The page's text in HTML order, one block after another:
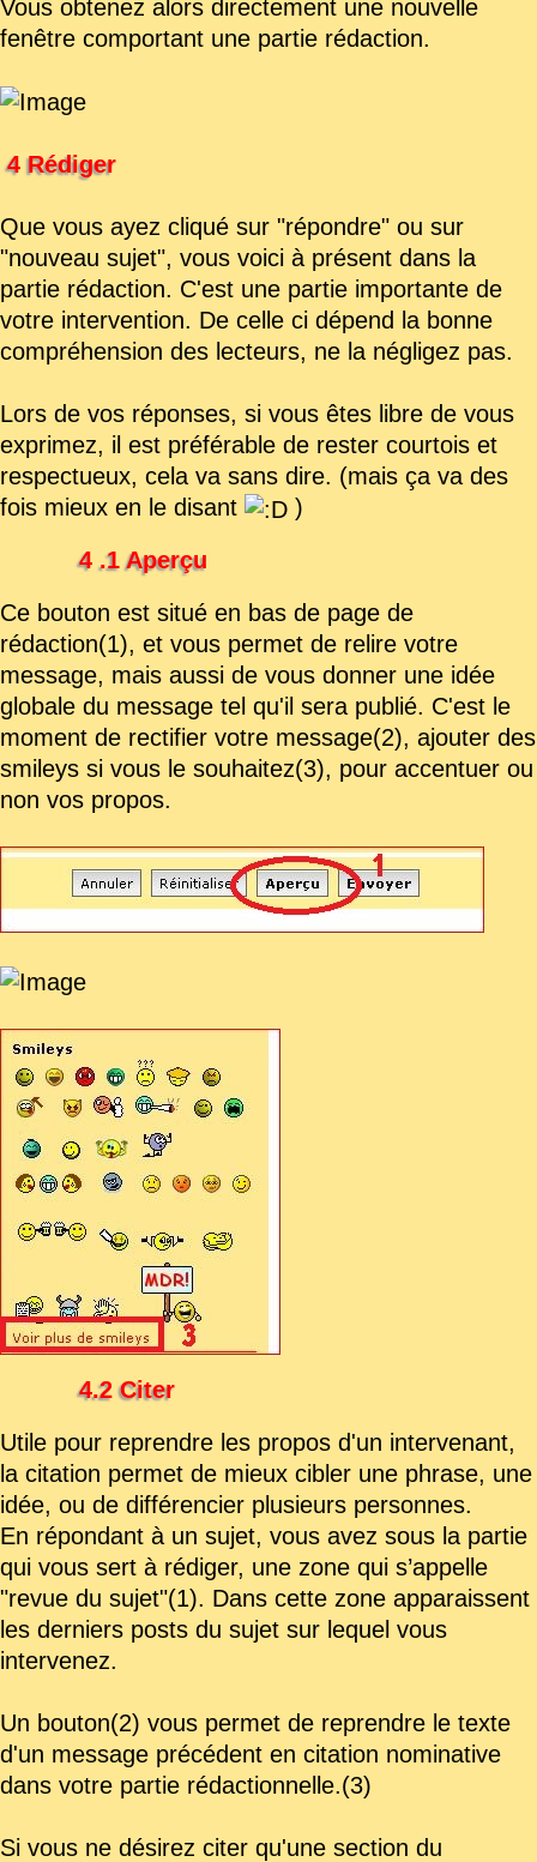
Vous obtenez alors directement une nouvelle
fenêtre comportant une partie rédaction.
4 Rédiger
Que vous ayez cliqué sur "répondre" ou sur
"nouveau sujet", vous voici à présent dans la
partie rédaction. C'est une partie importante de
votre intervention. De celle ci dépend la bonne
compréhension des lecteurs, ne la négligez pas.
Lors de vos réponses, si vous êtes libre de vous
exprimez, il est préférable de rester courtois et
respectueux, cela va sans dire. (mais ça va des
fois mieux en le disant
)
4 .1 Aperçu
Ce bouton est situé en bas de page de
rédaction(1), et vous permet de relire votre
message, mais aussi de vous donner une idée
globale du message tel qu'il sera publié. C'est le
moment de rectifier votre message(2), ajouter des
smileys si vous le souhaitez(3), pour accentuer ou
non vos propos.
4.2 Citer
Utile pour reprendre les propos d'un intervenant,
la citation permet de mieux cibler une phrase, une
idée, ou de différencier plusieurs personnes.
En répondant à un sujet, vous avez sous la partie
qui vous sert à rédiger, une zone qui s’appelle
"revue du sujet"(1). Dans cette zone apparaissent
les derniers posts du sujet sur lequel vous
intervenez.
Un bouton(2) vous permet de reprendre le texte
d'un message précédent en citation nominative
dans votre partie rédactionnelle.(3)
Si vous ne désirez citer qu'une section du